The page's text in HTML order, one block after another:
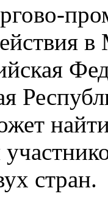
стран.